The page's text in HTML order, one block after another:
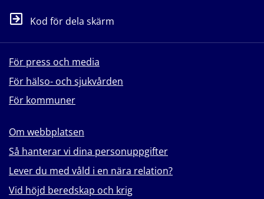
Kod för dela skärm
För press och media
För hälso- och sjukvården
För kommuner
Om webbplatsen
Så hanterar vi dina personuppgifter
Lever du med våld i en nära relation?
Vid höjd beredskap och krig